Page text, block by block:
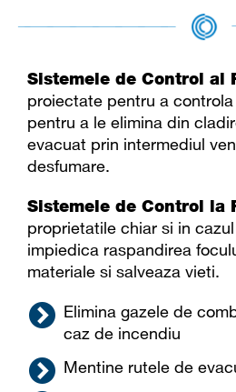
Sistemele de Control al
proiectate pentru a
pentru a le elimina din
evacuat prin intermediul
desfumare.
Sistemele de Control la
proprietatile chiar si in
impiedica raspandirea
materiale si salveaza vieti.
Elimina gazele de
caz de incendiu
Mentine rutele de